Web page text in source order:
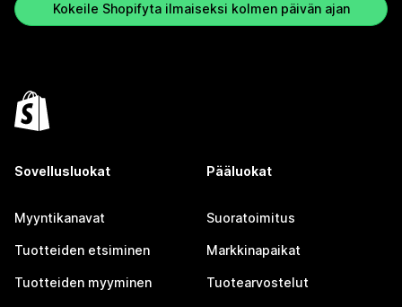
Kokeile Shopifyta ilmaiseksi kolmen päivän ajan
Sovellusluokat
Myyntikanavat
Tuotteiden etsiminen
Tuotteiden myyminen
Pääluokat
Suoratoimitus
Markkinapaikat
Tuotearvostelut